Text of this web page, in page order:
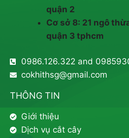
quận 2
Cơ sở 8: 21 ngô
quận 3 tphcm
0986.126.322 and
cokhithsg@gmail.com
THÔNG TIN
Giới thiệu
Dịch vụ cắt cây